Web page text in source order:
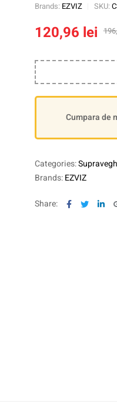
Brands: EZVIZ SKU:
120,96 lei
Cumpara de
Categories:
Brands:EZVIZ
Share: Facebook
Twitter